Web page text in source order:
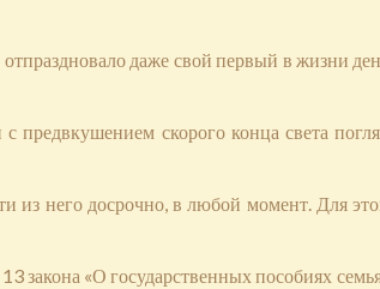
даже свой первый в жизни
предвкушением скорого конца света
него досрочно, в любой момент. Для
закона «О государственных пособиях